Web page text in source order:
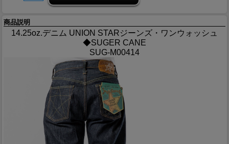
商品説明
14.25oz.デニム UNION STARジーンズ・ワンウォッシュ
◆SUGER CANE
SUG-M00414